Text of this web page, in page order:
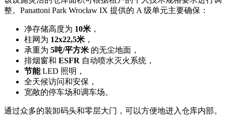
整。Panattoni Park Wrocław IX 提供的 A 级单元主要确保：
净存储高度为 10米 ，
柱网为 12x22,5米 ，
承重为 5吨/平方米 的无尘地面，
排烟窗和 ESFR 自动喷水灭火系统，
节能LED 照明，
全天候访问和安保，
宽敞的停车场和调车场。
通过众多的装卸码头和零层大门，可以方便地进入仓库内部。